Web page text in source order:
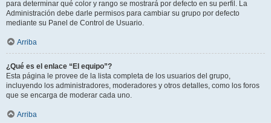
para determinar qué color y rango se mostrará por defecto en su perfil. La
Administración debe darle permisos para cambiar su grupo por defecto
mediante su Panel de Control de Usuario.
Arriba
¿Qué es el enlace “El equipo”?
Esta página le provee de la lista completa de los usuarios del grupo,
incluyendo los administradores, moderadores y otros detalles, como los foros
que se encarga de moderar cada uno.
Arriba